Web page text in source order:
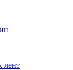
лент